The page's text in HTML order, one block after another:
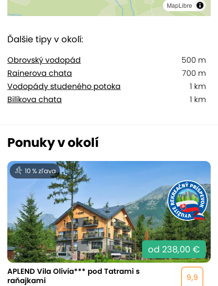
MapLibre
Ďalšie tipy v okolí:
500 m
Obrovský vodopád
700 m
Rainerova chata
1 km
Vodopády studeného potoka
1 km
Bilíkova chata
Ponuky v okolí
10 % zľava
od 238,00 €
9,9
APLEND Vila Olívia*** pod Tatrami s
raňajkami